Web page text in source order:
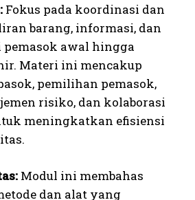
Fokus pada koordinasi dan
barang, informasi, dan
awal hingga
Materi ini mencakup
pemilihan pemasok,
risiko, dan kolaborasi
meningkatkan efisiensi
Modul ini membahas
dan alat yang